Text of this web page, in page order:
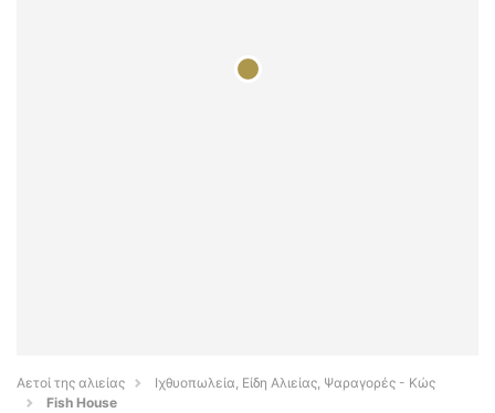
Αετοί της αλιείας
Ιχθυοπωλεία, Είδη Αλιείας, Ψαραγορές - Κώς
Fish House